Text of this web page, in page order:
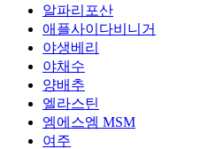
알파리포산
애플사이다비니거
야생베리
야채수
양배추
엘라스틴
엠에스엠 MSM
여주